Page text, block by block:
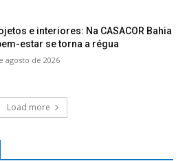
e interiores: Na CASACOR Bahia
estar se torna a régua
agosto de 2026
Load more